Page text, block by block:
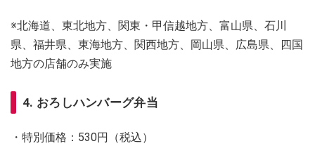
※北海道、東北地方、関東・甲信越地方、富山県、石川
県、福井県、東海地方、関西地方、岡山県、広島県、四国
地方の店舗のみ実施
4. おろしハンバーグ弁当
・特別価格：530円（税込）